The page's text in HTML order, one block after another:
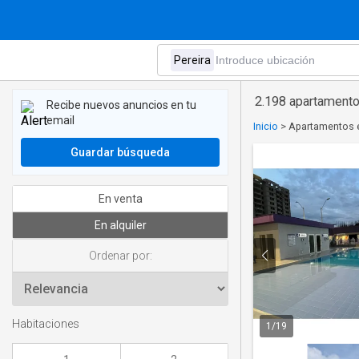
2.198
Inicio > Apartamentos
1 /19
Recibe nuevos anuncios en tu
email
Guardar búsqueda
En venta
En alquiler
Ordenar por:
Habitaciones